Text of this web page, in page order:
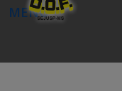
MENU